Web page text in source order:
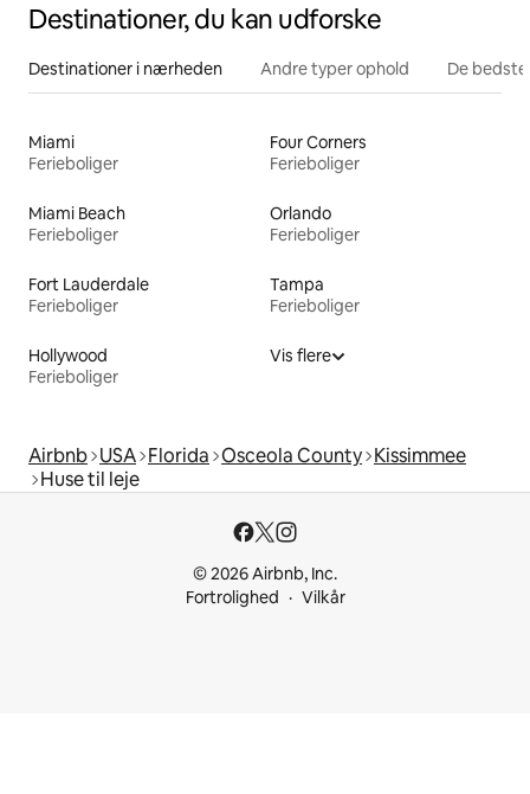
Destinationer, du kan udforske
Destinationer i nærheden Andre typer ophold De
Miami
Ferieboliger
Four Corners
Ferieboliger
Miami Beach
Ferieboliger
Orlando
Ferieboliger
Fort Lauderdale
Ferieboliger
Tampa
Ferieboliger
Hollywood
Ferieboliger
Vis flere
Airbnb USA Florida Osceola County Kissimmee
Huse til leje
© 2026 Airbnb, Inc.
Fortrolighed
Vilkår